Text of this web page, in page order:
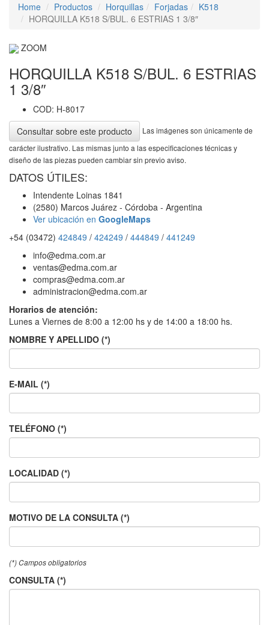
Home Productos Horquillas Forjadas
K518
HORQUILLA K518 S/BUL. 6 ESTRIAS 1 3/8″
ZOOM
HORQUILLA K518 S/BUL. 6 ESTRIAS
1 3/8″
COD: H-8017
Consultar sobre este producto
Las imágenes son únicamente de
carácter ilustrativo. Las mismas junto a las especificaciones técnicas y
diseño de las piezas pueden cambiar sin previo aviso.
DATOS ÚTILES:
Intendente Loinas 1841
(2580) Marcos Juárez - Córdoba - Argentina
Ver ubicación en GoogleMaps
+54 (03472) 424849 / 424249 / 444849 / 441249
info@edma.com.ar
ventas@edma.com.ar
compras@edma.com.ar
administracion@edma.com.ar
Horarios de atención:
Lunes a Viernes de 8:00 a 12:00 hs y de 14:00 a 18:00 hs.
NOMBRE Y APELLIDO (*)
E-MAIL (*)
TELÉFONO (*)
LOCALIDAD (*)
MOTIVO DE LA CONSULTA (*)
(*) Campos obligatorios
CONSULTA (*)